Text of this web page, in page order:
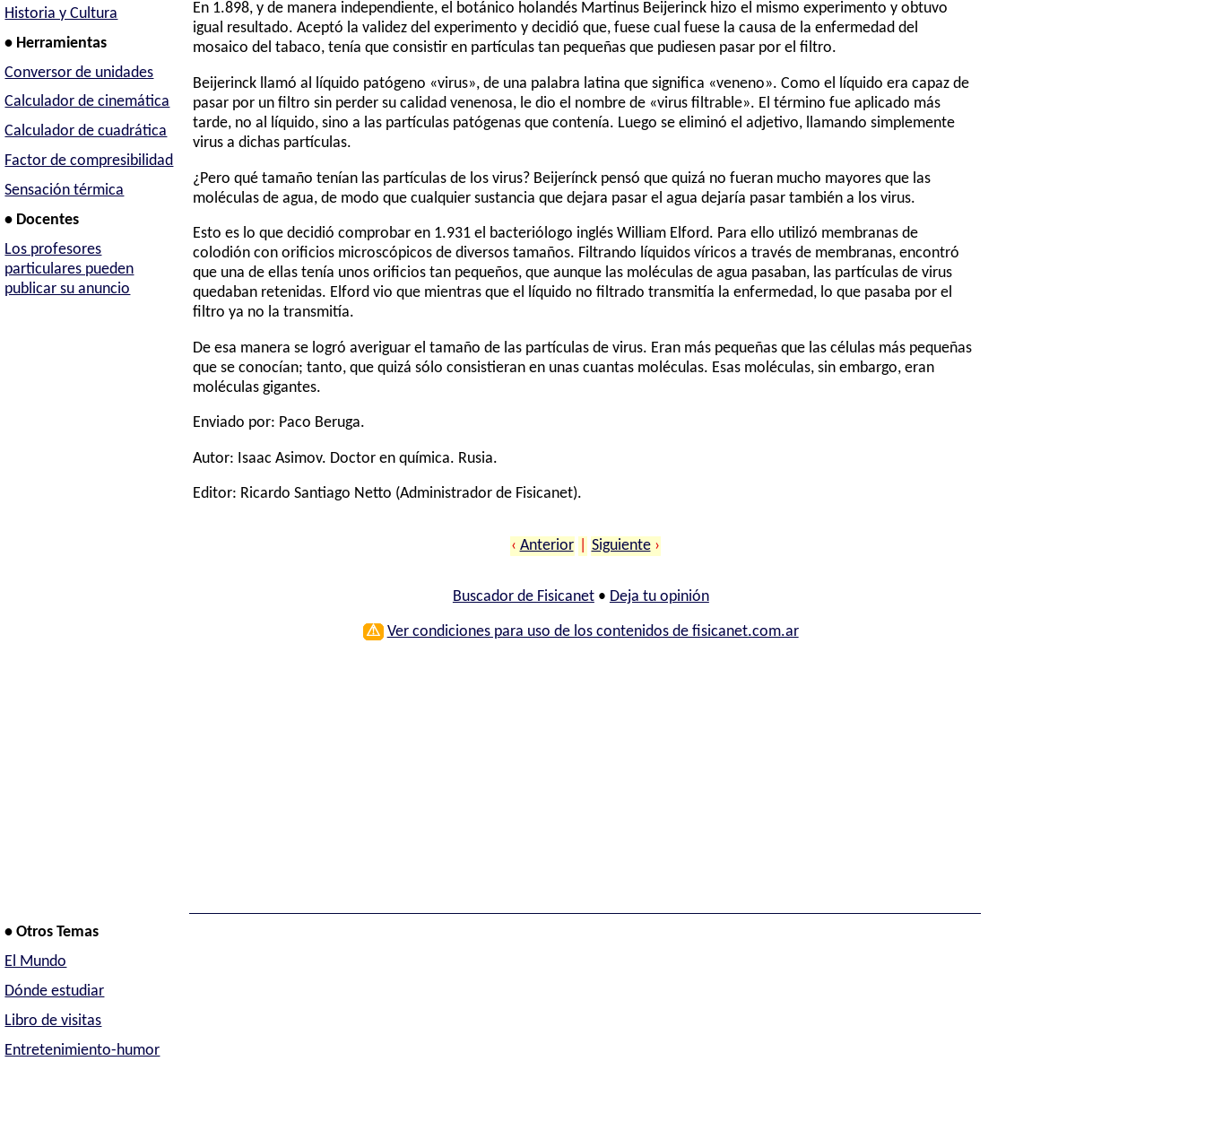
Historia y Cultura
• Herramientas
Conversor de unidades
Calculador de cinemática
Calculador de cuadrática
Factor de compresibilidad
Sensación térmica
• Docentes
Los profesores
particulares pueden
publicar su anuncio
En 1.898, y de manera independiente, el botánico holandés Martinus Beijerinck hizo el mismo experimento y obtuvo
igual resultado. Aceptó la validez del experimento y decidió que, fuese cual fuese la causa de la enfermedad del
mosaico del tabaco, tenía que consistir en partículas tan pequeñas que pudiesen pasar por el filtro.
Beijerinck llamó al líquido patógeno «virus», de una palabra latina que significa «veneno». Como el líquido era capaz de
pasar por un filtro sin perder su calidad venenosa, le dio el nombre de «virus filtrable». El término fue aplicado más
tarde, no al líquido, sino a las partículas patógenas que contenía. Luego se eliminó el adjetivo, llamando simplemente
virus a dichas partículas.
¿Pero qué tamaño tenían las partículas de los virus? Beijerínck pensó que quizá no fueran mucho mayores que las
moléculas de agua, de modo que cualquier sustancia que dejara pasar el agua dejaría pasar también a los virus.
Esto es lo que decidió comprobar en 1.931 el bacteriólogo inglés William Elford. Para ello utilizó membranas de
colodión con orificios microscópicos de diversos tamaños. Filtrando líquidos víricos a través de membranas, encontró
que una de ellas tenía unos orificios tan pequeños, que aunque las moléculas de agua pasaban, las partículas de virus
quedaban retenidas. Elford vio que mientras que el líquido no filtrado transmitía la enfermedad, lo que pasaba por el
filtro ya no la transmitía.
De esa manera se logró averiguar el tamaño de las partículas de virus. Eran más pequeñas que las células más pequeñas
que se conocían; tanto, que quizá sólo consistieran en unas cuantas moléculas. Esas moléculas, sin embargo, eran
moléculas gigantes.
Enviado por: Paco Beruga.
Autor: Isaac Asimov. Doctor en química. Rusia.
Editor: Ricardo Santiago Netto (Administrador de Fisicanet).
‹ Anterior Siguiente ›
Buscador de Fisicanet• Deja tu opinión
⚠ Ver condiciones para uso de los contenidos de fisicanet.com.ar
• Otros Temas
El Mundo
Dónde estudiar
Libro de visitas
Entretenimiento-humor